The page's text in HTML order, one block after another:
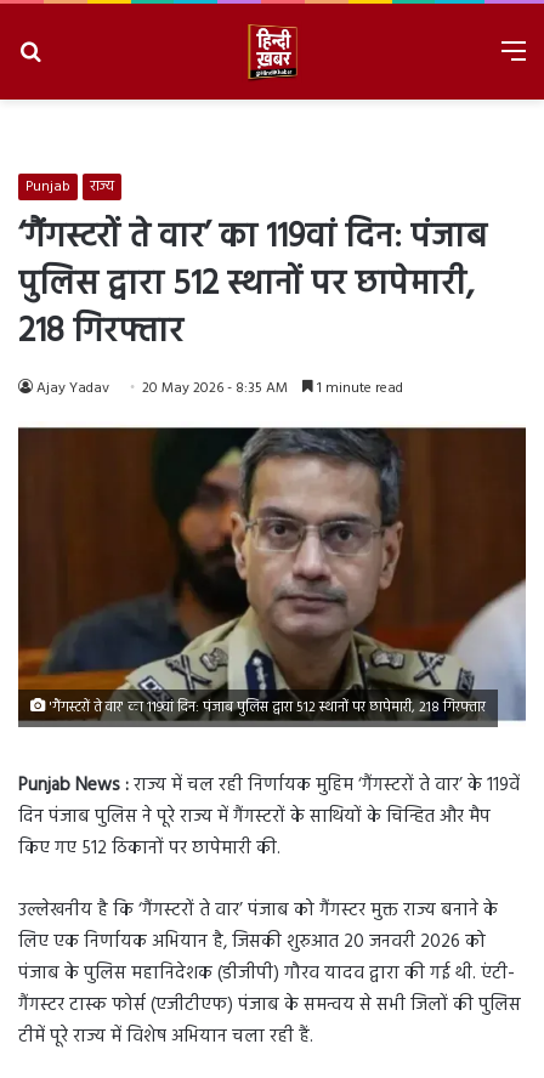
Punjab राज्य
‘गैंगस्टरों ते वार’ का 119वां दिन: पंजाब
पुलिस द्वारा 512 स्थानों पर छापेमारी,
218 गिरफ्तार
Ajay Yadav 20 May 2026 - 8:35 AM 1 minute read
'गैंगस्टरों ते वार' का 119वां दिन: पंजाब पुलिस द्वारा 512 स्थानों पर छापेमारी, 218 गिरफ्तार
Punjab News :राज्य में चल रही निर्णायक मुहिम ‘गैंगस्टरों ते वार’ के 119वें
दिन पंजाब पुलिस ने पूरे राज्य में गैंगस्टरों के साथियों के चिन्हित और मैप
किए गए 512 ठिकानों पर छापेमारी की.
उल्लेखनीय है कि ‘गैंगस्टरों ते वार’ पंजाब को गैंगस्टर मुक्त राज्य बनाने के
लिए एक निर्णायक अभियान है, जिसकी शुरुआत 20 जनवरी 2026 को
पंजाब के पुलिस महानिदेशक (डीजीपी) गौरव यादव द्वारा की गई थी. एंटी-
गैंगस्टर टास्क फोर्स (एजीटीएफ) पंजाब के समन्वय से सभी जिलों की पुलिस
टीमें पूरे राज्य में विशेष अभियान चला रही हैं.